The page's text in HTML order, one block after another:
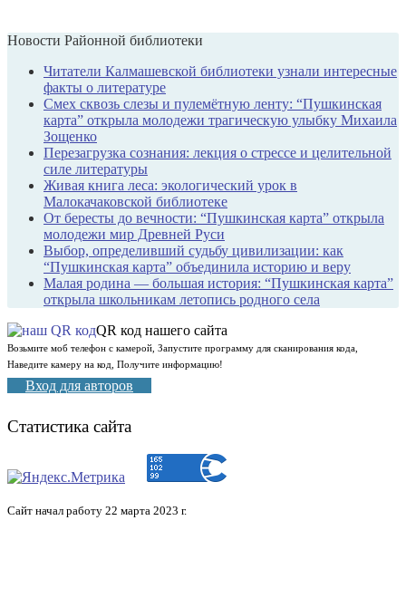
Новости Районной библиотеки
Читатели Калмашевской библиотеки узнали интересные
факты о литературе
Смех сквозь слезы и пулемётную ленту: “Пушкинская
карта” открыла молодежи трагическую улыбку Михаила
Зощенко
Перезагрузка сознания: лекция о стрессе и целительной
силе литературы
Живая книга леса: экологический урок в
Малокачаковской библиотеке
От бересты до вечности: “Пушкинская карта” открыла
молодежи мир Древней Руси
Выбор, определивший судьбу цивилизации: как
“Пушкинская карта” объединила историю и веру
Малая родина — большая история: “Пушкинская карта”
открыла школьникам летопись родного села
QR код нашего сайта
Возьмите моб телефон с камерой, Запустите программу для сканирования кода,
Наведите камеру на код, Получите информацию!
Вход для авторов
Статистика сайта
Сайт начал работу 22 марта 2023 г.